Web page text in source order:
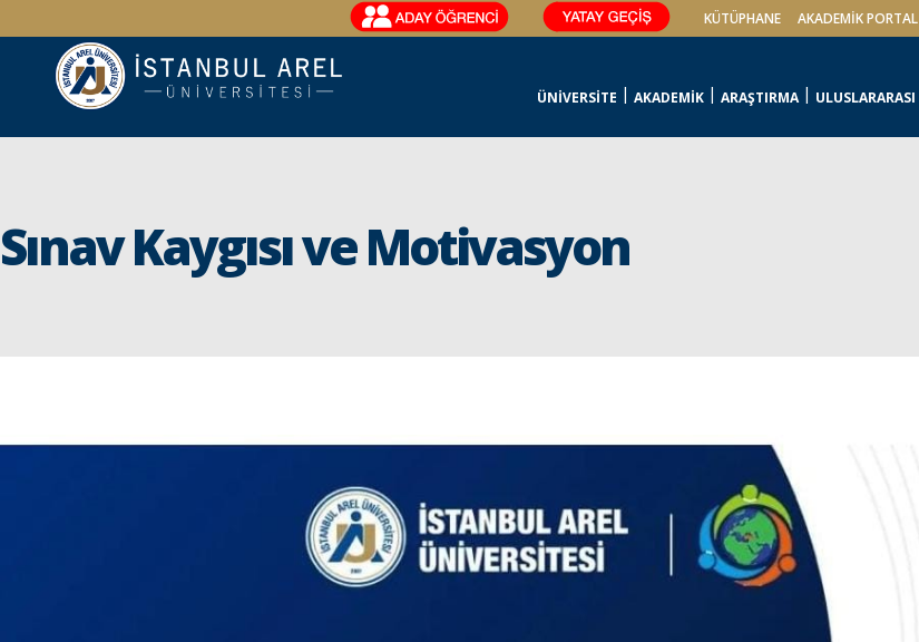
KÜTÜPHANE AKADEMİK PORTAL
ÜNİVERSİTE AKADEMİK ARAŞTIRMA ULUSLARARASI
Sınav Kaygısı ve Motivasyon